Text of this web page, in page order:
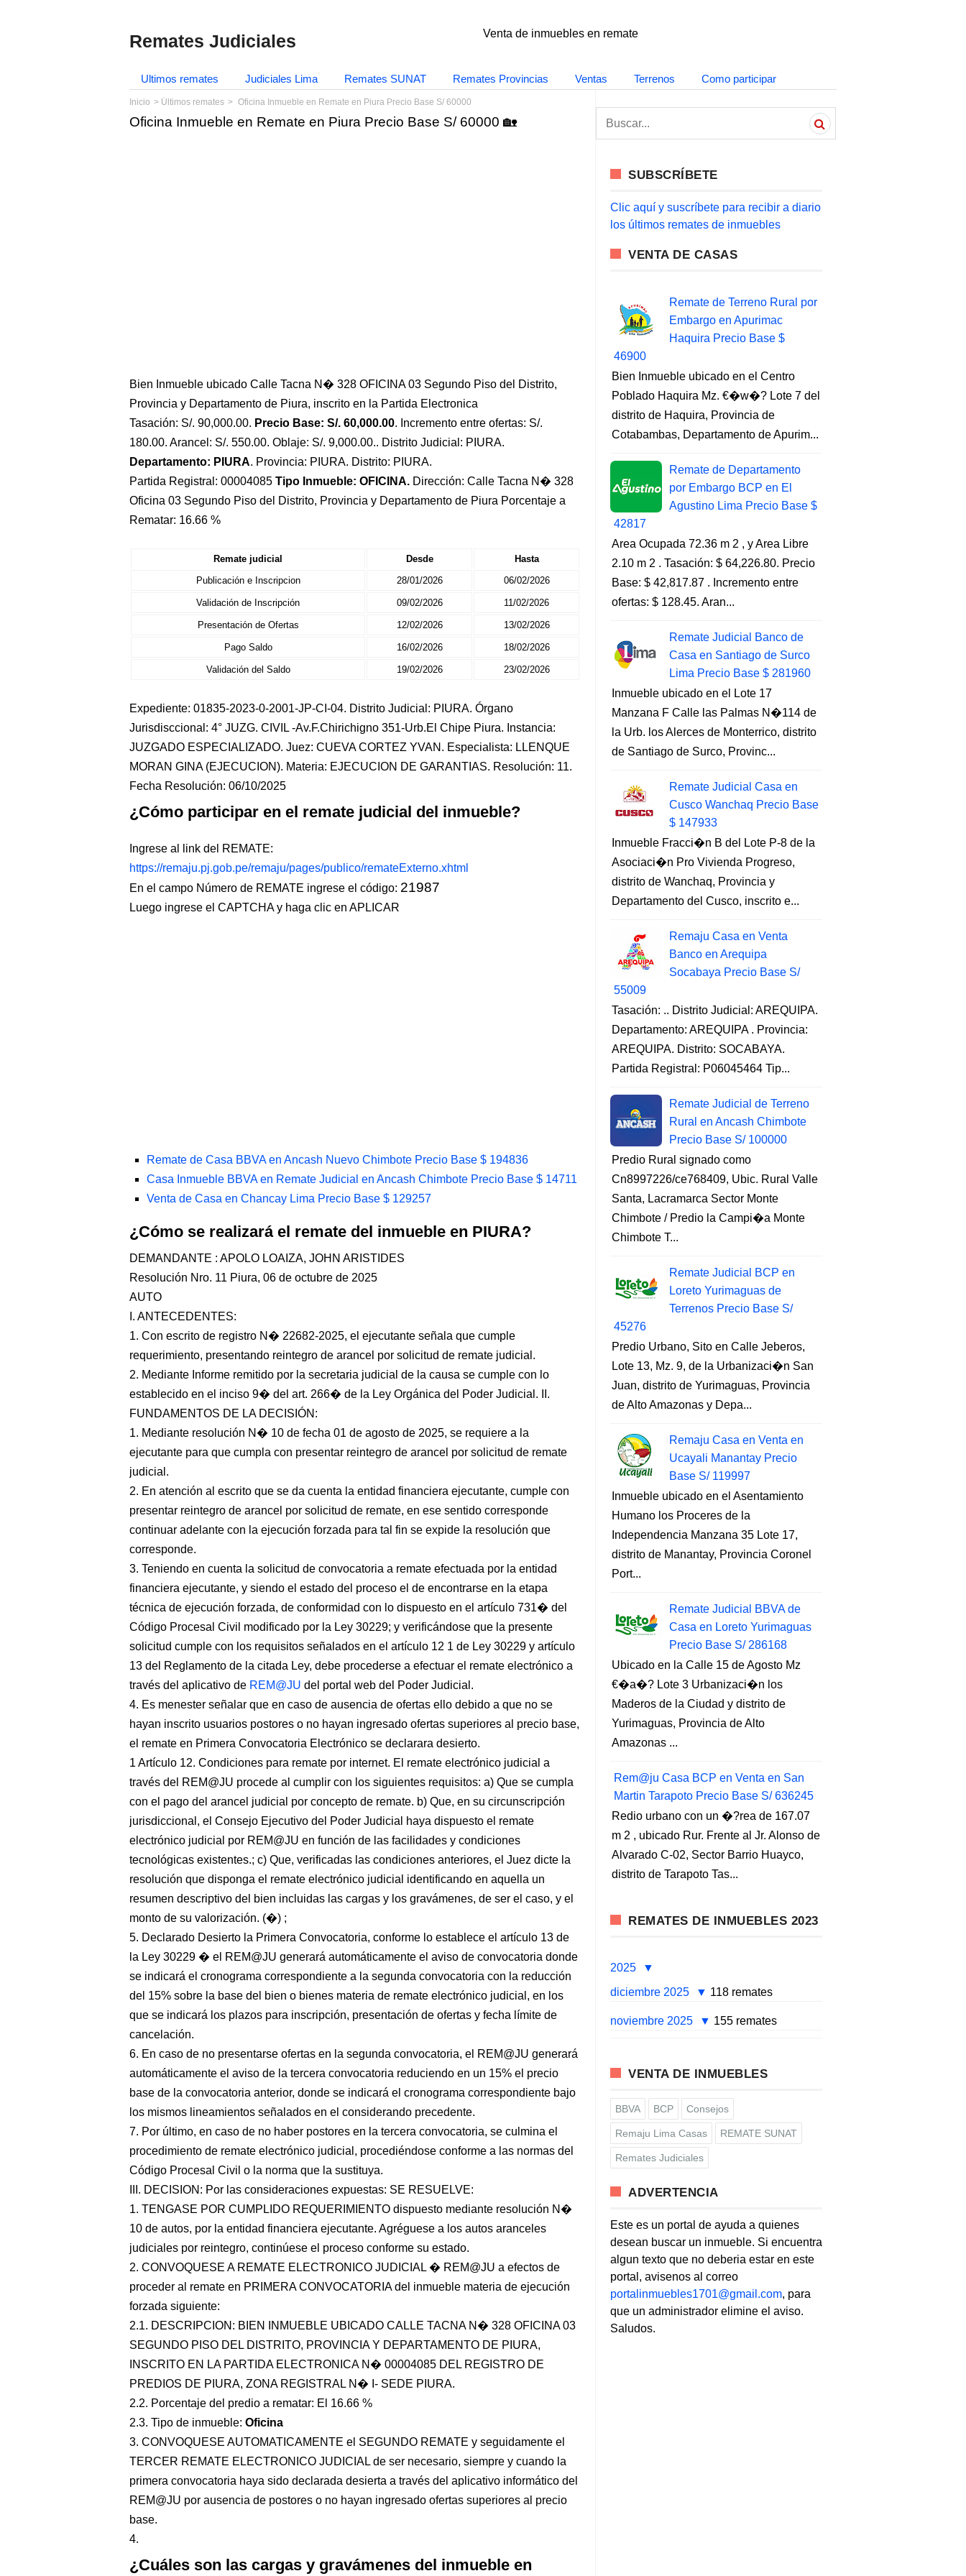
Remates Judiciales Venta de inmuebles en remate
Ultimos remates Judiciales Lima Remates SUNAT Remates Provincias Ventas Terrenos Como participar
Inicio Últimos remates Oficina Inmueble en Remate en Piura Precio Base S/ 60000
Oficina Inmueble en Remate en Piura Precio Base S/ 60000 🏡
Bien Inmueble ubicado Calle Tacna N� 328 OFICINA 03 Segundo Piso del Distrito,
Provincia y Departamento de Piura, inscrito en la Partida Electronica
Tasación: S/. 90,000.00. Precio Base: S/. 60,000.00. Incremento entre ofertas: S/.
180.00. Arancel: S/. 550.00. Oblaje: S/. 9,000.00.. Distrito Judicial: PIURA.
Departamento: PIURA. Provincia: PIURA. Distrito: PIURA.
Partida Registral: 00004085 Tipo Inmueble: OFICINA. Dirección: Calle Tacna N� 328
Oficina 03 Segundo Piso del Distrito, Provincia y Departamento de Piura Porcentaje a
Rematar: 16.66 %
Remate judicial Desde
Hasta
Publicación e Inscripcion
28/01/2026 06/02/2026
Validación de Inscripción 09/02/2026 11/02/2026
Presentación de Ofertas 12/02/2026 13/02/2026
Pago Saldo 16/02/2026 18/02/2026
Validación del Saldo 19/02/2026 23/02/2026
Expediente: 01835-2023-0-2001-JP-CI-04. Distrito Judicial: PIURA. Órgano
Jurisdisccional: 4° JUZG. CIVIL -Av.F.Chirichigno 351-Urb.El Chipe Piura. Instancia:
JUZGADO ESPECIALIZADO. Juez: CUEVA CORTEZ YVAN. Especialista: LLENQUE
MORAN GINA (EJECUCION). Materia: EJECUCION DE GARANTIAS. Resolución: 11.
Fecha Resolución: 06/10/2025
¿Cómo participar en el remate judicial del inmueble?
Ingrese al link del REMATE:
https://remaju.pj.gob.pe/remaju/pages/publico/remateExterno.xhtml
En el campo Número de REMATE ingrese el código: 21987
Luego ingrese el CAPTCHA y haga clic en APLICAR
Remate de Casa BBVA en Ancash Nuevo Chimbote Precio Base $ 194836
Casa Inmueble BBVA en Remate Judicial en Ancash Chimbote Precio Base $ 14711
Venta de Casa en Chancay Lima Precio Base $ 129257
¿Cómo se realizará el remate del inmueble en PIURA?
DEMANDANTE : APOLO LOAIZA, JOHN ARISTIDES
Resolución Nro. 11 Piura, 06 de octubre de 2025
AUTO
I. ANTECEDENTES:
1. Con escrito de registro N� 22682-2025, el ejecutante señala que cumple
requerimiento, presentando reintegro de arancel por solicitud de remate judicial.
2. Mediante Informe remitido por la secretaria judicial de la causa se cumple con lo
establecido en el inciso 9� del art. 266� de la Ley Orgánica del Poder Judicial. II.
FUNDAMENTOS DE LA DECISIÓN:
1. Mediante resolución N� 10 de fecha 01 de agosto de 2025, se requiere a la
ejecutante para que cumpla con presentar reintegro de arancel por solicitud de remate
judicial.
2. En atención al escrito que se da cuenta la entidad financiera ejecutante, cumple con
presentar reintegro de arancel por solicitud de remate, en ese sentido corresponde
continuar adelante con la ejecución forzada para tal fin se expide la resolución que
corresponde.
3. Teniendo en cuenta la solicitud de convocatoria a remate efectuada por la entidad
financiera ejecutante, y siendo el estado del proceso el de encontrarse en la etapa
técnica de ejecución forzada, de conformidad con lo dispuesto en el artículo 731� del
Código Procesal Civil modificado por la Ley 30229; y verificándose que la presente
solicitud cumple con los requisitos señalados en el artículo 12 1 de Ley 30229 y artículo
13 del Reglamento de la citada Ley, debe procederse a efectuar el remate electrónico a
través del aplicativo de REM@JU del portal web del Poder Judicial.
4. Es menester señalar que en caso de ausencia de ofertas ello debido a que no se
hayan inscrito usuarios postores o no hayan ingresado ofertas superiores al precio base,
el remate en Primera Convocatoria Electrónico se declarara desierto.
1 Artículo 12. Condiciones para remate por internet. El remate electrónico judicial a
través del REM@JU procede al cumplir con los siguientes requisitos: a) Que se cumpla
con el pago del arancel judicial por concepto de remate. b) Que, en su circunscripción
jurisdiccional, el Consejo Ejecutivo del Poder Judicial haya dispuesto el remate
electrónico judicial por REM@JU en función de las facilidades y condiciones
tecnológicas existentes.; c) Que, verificadas las condiciones anteriores, el Juez dicte la
resolución que disponga el remate electrónico judicial identificando en aquella un
resumen descriptivo del bien incluidas las cargas y los gravámenes, de ser el caso, y el
monto de su valorización. (�) ;
5. Declarado Desierto la Primera Convocatoria, conforme lo establece el artículo 13 de
la Ley 30229 � el REM@JU generará automáticamente el aviso de convocatoria donde
se indicará el cronograma correspondiente a la segunda convocatoria con la reducción
del 15% sobre la base del bien o bienes materia de remate electrónico judicial, en los
que se indicará los plazos para inscripción, presentación de ofertas y fecha límite de
cancelación.
6. En caso de no presentarse ofertas en la segunda convocatoria, el REM@JU generará
automáticamente el aviso de la tercera convocatoria reduciendo en un 15% el precio
base de la convocatoria anterior, donde se indicará el cronograma correspondiente bajo
los mismos lineamientos señalados en el considerando precedente.
7. Por último, en caso de no haber postores en la tercera convocatoria, se culmina el
procedimiento de remate electrónico judicial, procediéndose conforme a las normas del
Código Procesal Civil o la norma que la sustituya.
III. DECISION: Por las consideraciones expuestas: SE RESUELVE:
1. TENGASE POR CUMPLIDO REQUERIMIENTO dispuesto mediante resolución N�
10 de autos, por la entidad financiera ejecutante. Agréguese a los autos aranceles
judiciales por reintegro, continúese el proceso conforme su estado.
2. CONVOQUESE A REMATE ELECTRONICO JUDICIAL � REM@JU a efectos de
proceder al remate en PRIMERA CONVOCATORIA del inmueble materia de ejecución
forzada siguiente:
2.1. DESCRIPCION: BIEN INMUEBLE UBICADO CALLE TACNA N� 328 OFICINA 03
SEGUNDO PISO DEL DISTRITO, PROVINCIA Y DEPARTAMENTO DE PIURA,
INSCRITO EN LA PARTIDA ELECTRONICA N� 00004085 DEL REGISTRO DE
PREDIOS DE PIURA, ZONA REGISTRAL N� I- SEDE PIURA.
2.2. Porcentaje del predio a rematar: El 16.66 %
2.3. Tipo de inmueble: Oficina
3. CONVOQUESE AUTOMATICAMENTE el SEGUNDO REMATE y seguidamente el
TERCER REMATE ELECTRONICO JUDICIAL de ser necesario, siempre y cuando la
primera convocatoria haya sido declarada desierta a través del aplicativo informático del
REM@JU por ausencia de postores o no hayan ingresado ofertas superiores al precio
base.
4.
¿Cuáles son las cargas y gravámenes del inmueble en
a
SUBSCRÍBETE
Clic aquí y suscríbete para recibir a diario
los últimos remates de inmuebles
VENTA DE CASAS
Remate de Terreno Rural por
Embargo en Apurimac
Haquira Precio Base $
46900
Bien Inmueble ubicado en el Centro
Poblado Haquira Mz. €�w�? Lote 7 del
distrito de Haquira, Provincia de
Cotabambas, Departamento de Apurim...
Remate de Departamento
por Embargo BCP en El
Agustino Lima Precio Base $
42817
Area Ocupada 72.36 m 2 , y Area Libre
2.10 m 2 . Tasación: $ 64,226.80. Precio
Base: $ 42,817.87 . Incremento entre
ofertas: $ 128.45. Aran...
Remate Judicial Banco de
Casa en Santiago de Surco
Lima Precio Base $ 281960
Inmueble ubicado en el Lote 17
Manzana F Calle las Palmas N�114 de
la Urb. los Alerces de Monterrico, distrito
de Santiago de Surco, Provinc...
Remate Judicial Casa en
Cusco Wanchaq Precio Base
$ 147933
Inmueble Fracci�n B del Lote P-8 de la
Asociaci�n Pro Vivienda Progreso,
distrito de Wanchaq, Provincia y
Departamento del Cusco, inscrito e...
Remaju Casa en Venta
Banco en Arequipa
Socabaya Precio Base S/
55009
Tasación: .. Distrito Judicial: AREQUIPA.
Departamento: AREQUIPA . Provincia:
AREQUIPA. Distrito: SOCABAYA.
Partida Registral: P06045464 Tip...
Remate Judicial de Terreno
Rural en Ancash Chimbote
Precio Base S/ 100000
Predio Rural signado como
Cn8997226/ce768409, Ubic. Rural Valle
Santa, Lacramarca Sector Monte
Chimbote / Predio la Campi�a Monte
Chimbote T...
Remate Judicial BCP en
Loreto Yurimaguas de
Terrenos Precio Base S/
45276
Predio Urbano, Sito en Calle Jeberos,
Lote 13, Mz. 9, de la Urbanizaci�n San
Juan, distrito de Yurimaguas, Provincia
de Alto Amazonas y Depa...
Remaju Casa en Venta en
Ucayali Manantay Precio
Base S/ 119997
Inmueble ubicado en el Asentamiento
Humano los Proceres de la
Independencia Manzana 35 Lote 17,
distrito de Manantay, Provincia Coronel
Port...
Remate Judicial BBVA de
Casa en Loreto Yurimaguas
Precio Base S/ 286168
Ubicado en la Calle 15 de Agosto Mz
€�a�? Lote 3 Urbanizaci�n los
Maderos de la Ciudad y distrito de
Yurimaguas, Provincia de Alto
Amazonas ...
Rem@ju Casa BCP en Venta en San
Martin Tarapoto Precio Base S/ 636245
Redio urbano con un �?rea de 167.07
m 2 , ubicado Rur. Frente al Jr. Alonso de
Alvarado C-02, Sector Barrio Huayco,
distrito de Tarapoto Tas...
REMATES DE INMUEBLES 2023
2025
diciembre 2025
118 remates
noviembre 2025 155 remates
VENTA DE INMUEBLES
BBVA BCP Consejos
Remaju Lima Casas REMATE SUNAT
Remates Judiciales
ADVERTENCIA
Este es un portal de ayuda a quienes
desean buscar un inmueble. Si encuentra
algun texto que no deberia estar en este
portal, avisenos al correo
portalinmuebles1701@gmail.com, para
que un administrador elimine el aviso.
Saludos.